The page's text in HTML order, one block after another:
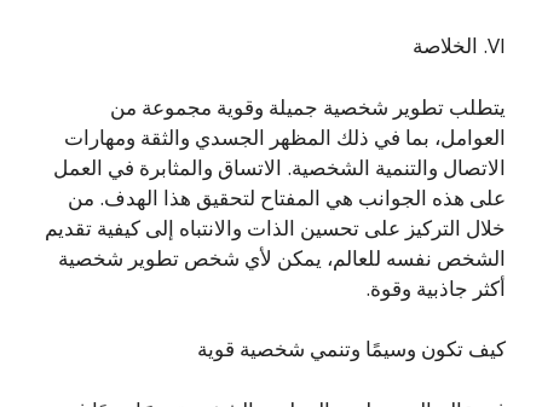
VI. الخلاصة
يتطلب تطوير شخصية جميلة وقوية مجموعة من
العوامل، بما في ذلك المظهر الجسدي والثقة ومهارات
الاتصال والتنمية الشخصية. الاتساق والمثابرة في العمل
على هذه الجوانب هي المفتاح لتحقيق هذا الهدف. من
خلال التركيز على تحسين الذات والانتباه إلى كيفية تقديم
الشخص نفسه للعالم، يمكن لأي شخص تطوير شخصية
أكثر جاذبية وقوة.
كيف تكون وسيمًا وتنمي شخصية قوية